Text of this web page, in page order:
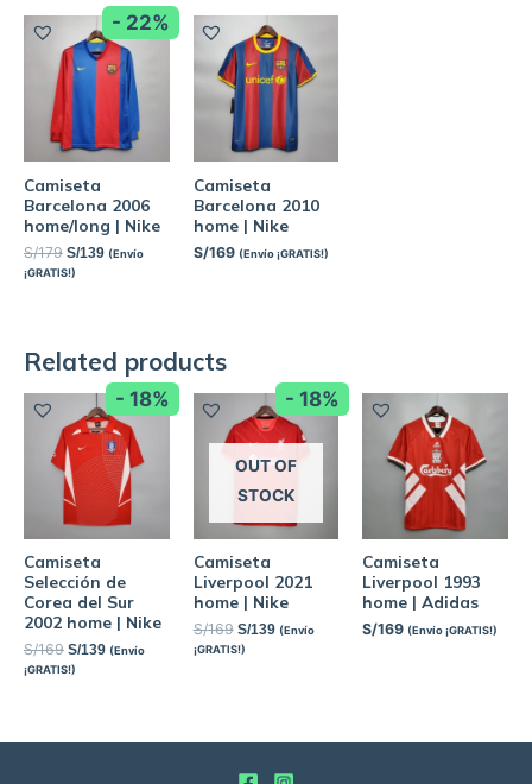
- 22%
Camiseta
Barcelona 2006
home/long | Nike
S/179 S/139 (Envío
¡GRATIS!)
Camiseta
Barcelona 2010
home | Nike
S/169 (Envío ¡GRATIS!)
Related products
- 18%
Camiseta
Selección de
Corea del Sur
2002 home | Nike
S/169 S/139 (Envío
¡GRATIS!)
- 18%
OUT OF
STOCK
Camiseta
Liverpool 2021
home | Nike
S/169 S/139 (Envío
¡GRATIS!)
Camiseta
Liverpool 1993
home | Adidas
S/169 (Envío ¡GRATIS!)